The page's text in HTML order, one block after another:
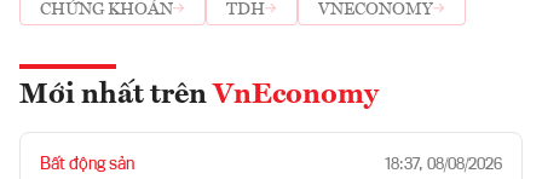
CHỨNG KHOÁN TDH VNECONOMY
Mới nhất trên VnEconomy
Bất động sản 18:37, 08/08/2026